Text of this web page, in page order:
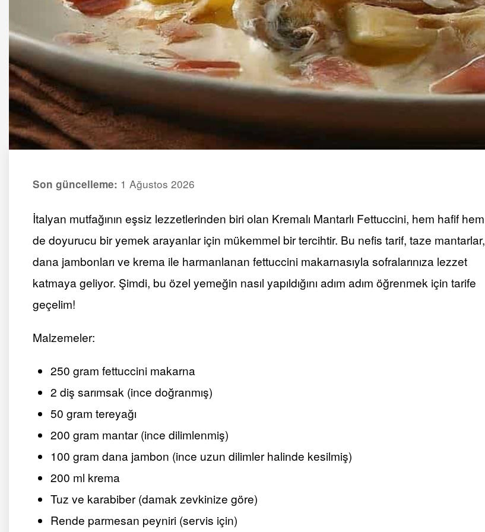
Son güncelleme: 1 Ağustos 2026
İtalyan mutfağının eşsiz lezzetlerinden biri olan Kremalı Mantarlı Fettuccini, hem hafif hem
de doyurucu bir yemek arayanlar için mükemmel bir tercihtir. Bu nefis tarif, taze mantarlar,
dana jambonları ve krema ile harmanlanan fettuccini makarnasıyla sofralarınıza lezzet
katmaya geliyor. Şimdi, bu özel yemeğin nasıl yapıldığını adım adım öğrenmek için tarife
geçelim!
Malzemeler:
250 gram fettuccini makarna
2 diş sarımsak (ince doğranmış)
50 gram tereyağı
200 gram mantar (ince dilimlenmiş)
100 gram dana jambon (ince uzun dilimler halinde kesilmiş)
200 ml krema
Tuz ve karabiber (damak zevkinize göre)
Rende parmesan peyniri (servis için)